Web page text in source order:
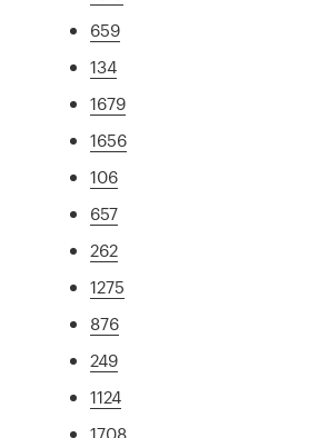
659
134
1679
1656
106
657
262
1275
876
249
1124
1708